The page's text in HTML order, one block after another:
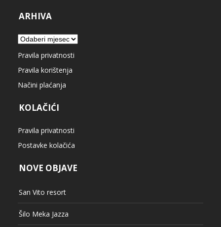
ARHIVA
Arhiva
Pravila privatnosti
Pravila korištenja
Načini plaćanja
KOLAČIĆI
Pravila privatnosti
Postavke kolačića
NOVE OBJAVE
San Vito resort
Šilo Meka Jazza